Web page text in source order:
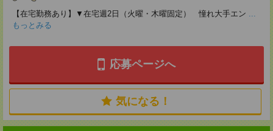
【在宅勤務あり】▼在宅週2日（火曜・木曜固定） 憧れ大手エン ...
もっとみる
応募ページへ
気になる！